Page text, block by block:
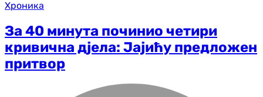
Хроника
За 40 минута починио четири
кривична дјела: Јајићу предложен
притвор